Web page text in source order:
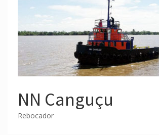
NN Canguçu
Rebocador